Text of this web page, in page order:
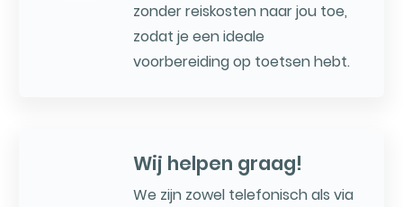
zonder reiskosten naar jou toe,
zodat je een ideale
voorbereiding op toetsen hebt.
Wij helpen graag!
We zijn zowel telefonisch als via